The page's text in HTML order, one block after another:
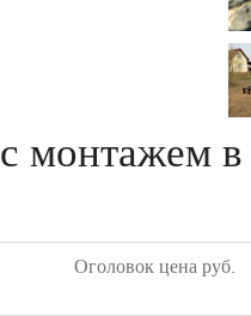
монтажем
Оголовок цена руб.